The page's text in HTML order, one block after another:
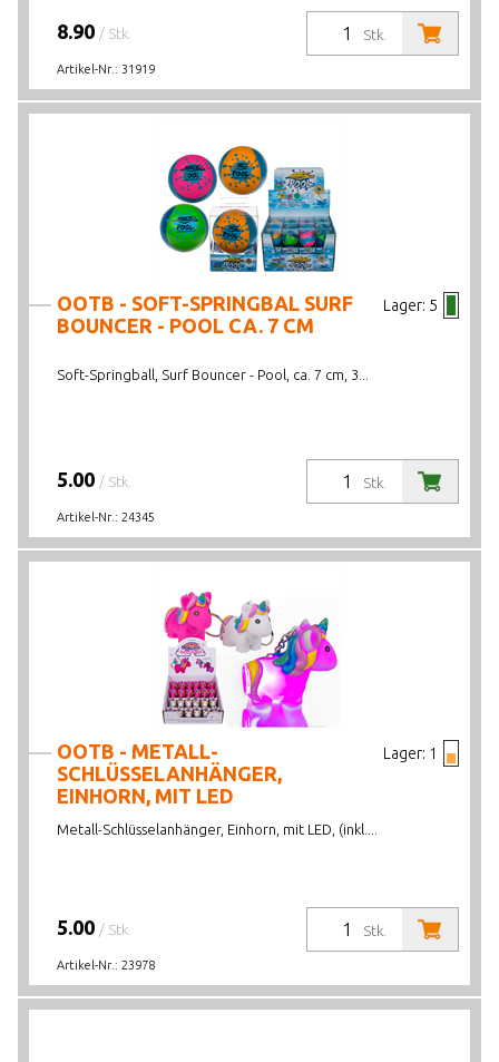
Stk.
8.90 / Stk.
Artikel-Nr.: 31919
Lager: 5
OOTB - SOFT-SPRINGBAL SURF
BOUNCER - POOL CA. 7 CM
Soft-Springball, Surf Bouncer - Pool, ca. 7 cm, 3...
Stk.
5.00 / Stk.
Artikel-Nr.: 24345
Lager: 1
OOTB - METALL-
SCHLÜSSELANHÄNGER,
EINHORN, MIT LED
Metall-Schlüsselanhänger, Einhorn, mit LED, (inkl....
Stk.
5.00 / Stk.
Artikel-Nr.: 23978